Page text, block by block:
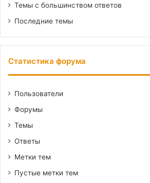
Темы с большинством ответов
Последние темы
Статистика форума
Пользователи
Форумы
Темы
Ответы
Метки тем
Пустые метки тем